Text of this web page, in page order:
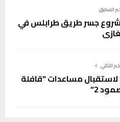
السابق
جسر طريق طرابلس في
التالي
لاستقبال مساعدات “قافلة
2”